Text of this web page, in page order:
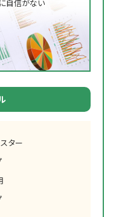
自信がない
ター